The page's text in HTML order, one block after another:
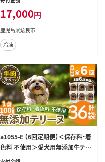
ペット フード エサ おやつ ごはん ご
飯 間食 ご褒美 ペット関係
17,000円
鹿児島県姶良市
冷凍
a1055-E 【6回定期便】＜保存料・着
色料 不使用＞愛犬用無添加牛テリ
ーヌ6袋×6回(1袋約100g・合計約3.